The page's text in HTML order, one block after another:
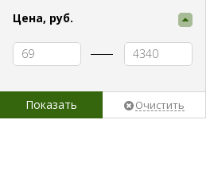
Цена, руб.
Показать Очистить